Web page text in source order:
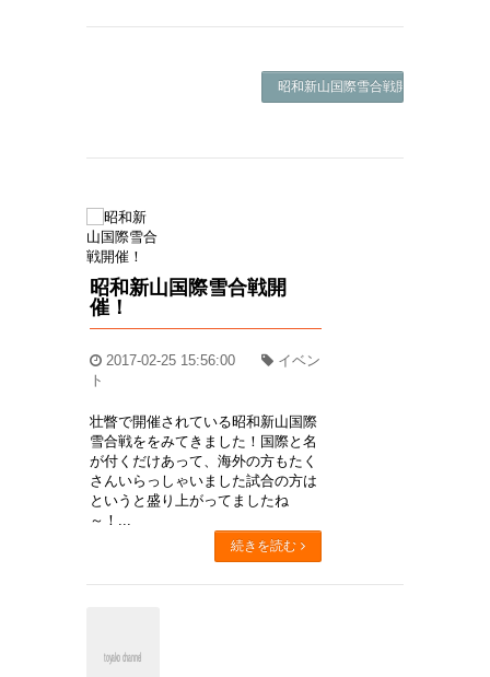
昭和新山国際雪合戦開催！ ->
昭和新山国際雪合戦開
催！
2017-02-25 15:56:00
イベン
ト
壮瞥で開催されている昭和新山国際
雪合戦ををみてきました！国際と名
が付くだけあって、海外の方もたく
さんいらっしゃいました試合の方は
というと盛り上がってましたね
～！...
続きを読む